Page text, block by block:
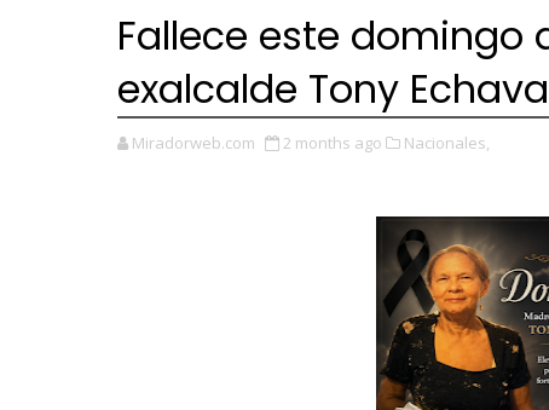
Fallece este domingo
exalcalde Tony
Miradorweb.com 2 months ago Nacionales,